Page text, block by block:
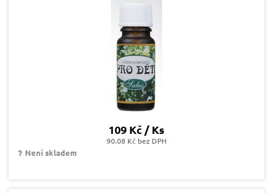
109 Kč / Ks
90.08 Kč bez DPH
Není skladem